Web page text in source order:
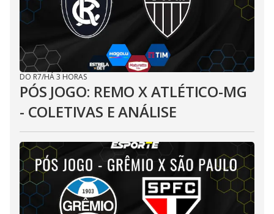
DO R7/HÁ 3 HORAS
PÓS JOGO: REMO X ATLÉTICO-MG
- COLETIVAS E ANÁLISE